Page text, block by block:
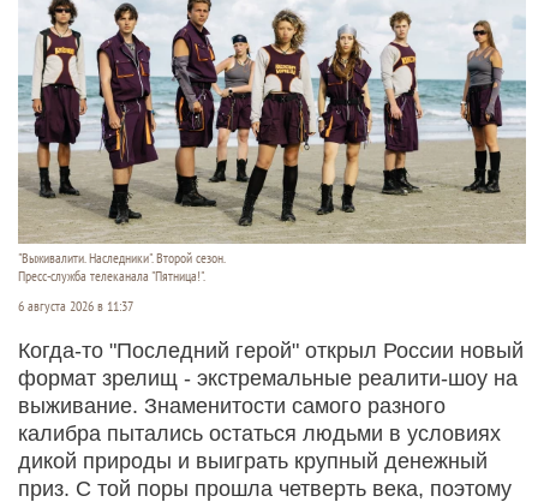
"Выживалити. Наследники". Второй сезон.
Пресс-служба телеканала "Пятница!".
6 августа 2026 в 11:37
Когда-то "Последний герой" открыл России новый
формат зрелищ - экстремальные реалити-шоу на
выживание. Знаменитости самого разного
калибра пытались остаться людьми в условиях
дикой природы и выиграть крупный денежный
приз. С той поры прошла четверть века, поэтому